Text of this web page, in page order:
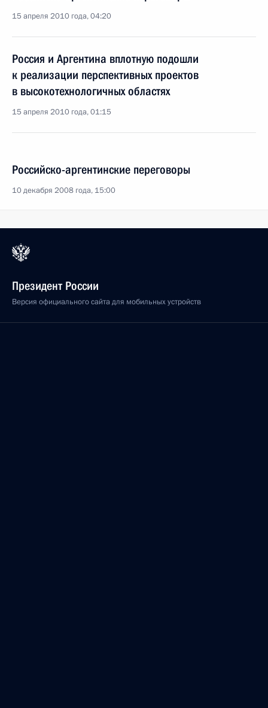
15 апреля 2010 года, 04:20
Россия и Аргентина вплотную подошли
к реализации перспективных проектов
в высокотехнологичных областях
15 апреля 2010 года, 01:15
Российско-аргентинские переговоры
10 декабря 2008 года, 15:00
Президент России
Версия официального сайта для мобильных устройств